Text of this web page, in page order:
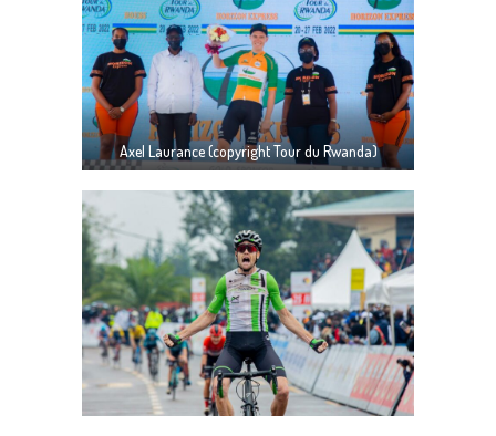
Axel Laurance (copyright Tour du Rwanda)